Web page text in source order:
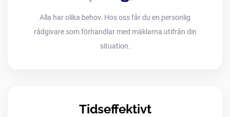
Alla har olika behov. Hos oss får du en personlig
rådgivare som förhandlar med mäklarna utifrån din
situation.
Tidseffektivt